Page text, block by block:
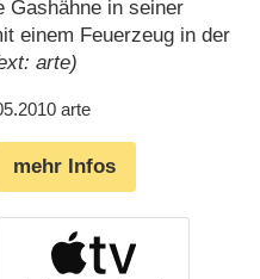
Gashähne in seiner
einem Feuerzeug in der
arte)
arte
mehr Infos